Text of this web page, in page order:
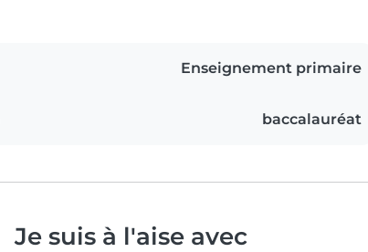
Enseignement primaire
baccalauréat
Je suis à l'aise avec